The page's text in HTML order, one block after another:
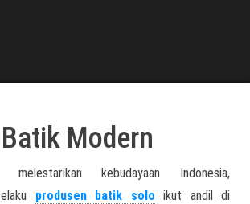
Modern
kebudayaan Indonesia,
produsen batik solo ikut andil di